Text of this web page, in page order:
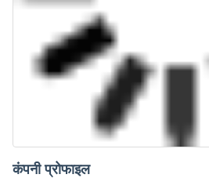
कंपनी प्रोफाइल